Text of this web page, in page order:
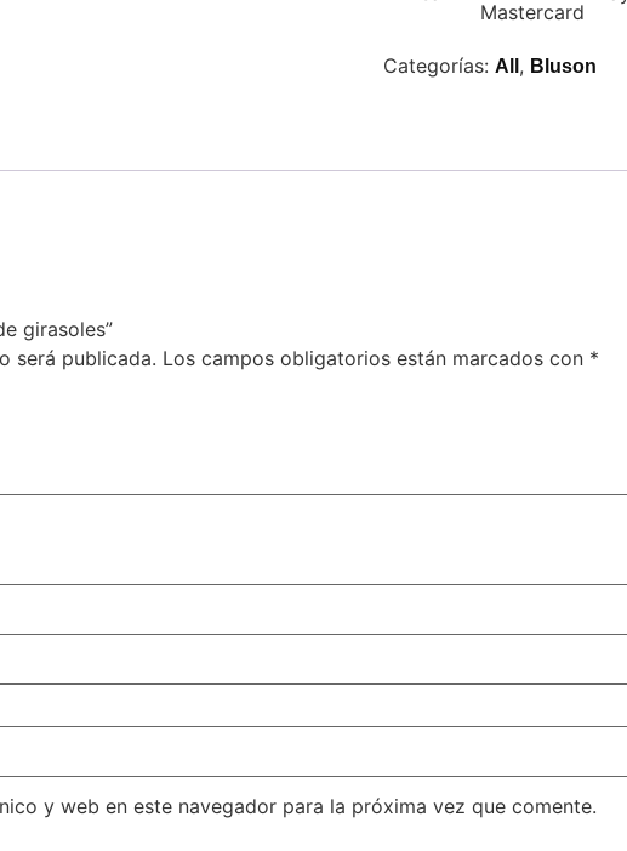
Categorías: All , Bluson
girasoles”
será publicada. Los campos obligatorios están marcados con *
y web en este navegador para la próxima vez que comente.